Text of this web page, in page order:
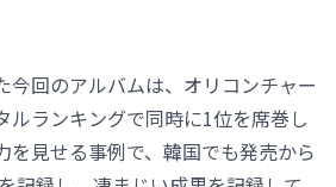
今回のアルバムは、オリコンチャー
ルランキングで同時に1位を席巻し
を見せる事例で、韓国でも発売から